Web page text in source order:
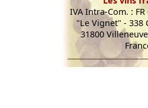
IVA Intra-Com. : FR
"Le Vignet" - 338
31800